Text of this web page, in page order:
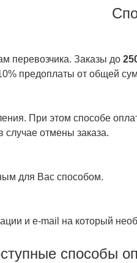
перевозчика. Заказы до
предоплаты от общей
При этом способе
случае отмены заказа.
для Вас способом.
и e-mail на который
способы